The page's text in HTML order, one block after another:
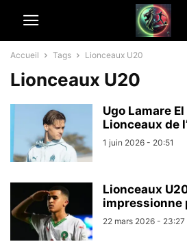
Accueil Tags Lionceaux U20
Lionceaux U20
Ugo Lamare
Lionceaux de
1 juin 2026 - 20:51
Lionceaux
impressionne
22 mars 2026 - 23:27